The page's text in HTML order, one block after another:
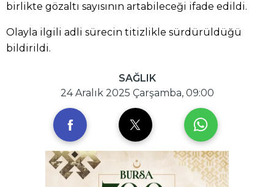
birlikte gözaltı sayısının artabileceği ifade edildi.
Olayla ilgili adli sürecin titizlikle sürdürüldüğü
bildirildi.
SAĞLIK
24 Aralık 2025 Çarşamba, 09:00